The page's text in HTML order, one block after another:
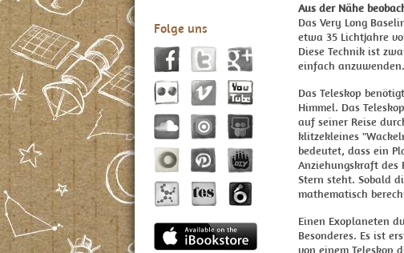
Folge uns
Aus der Nähe
Das Very Long
etwa 35 Lichtjahre
Diese Technik ist
einfach anzuwenden.
Das Teleskop
Himmel. Das
auf seiner Reise
klitzekleines
bedeutet, dass ein
Anziehungskraft des
Stern steht. Sobald
mathematisch
Einen Exoplaneten
Besonderes. Es ist
von einem Teleskop